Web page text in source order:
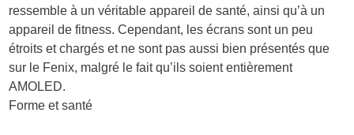
ressemble à un véritable appareil de santé, ainsi qu’à un
appareil de fitness. Cependant, les écrans sont un peu
étroits et chargés et ne sont pas aussi bien présentés que
sur le Fenix, malgré le fait qu’ils soient entièrement
AMOLED.
Forme et santé